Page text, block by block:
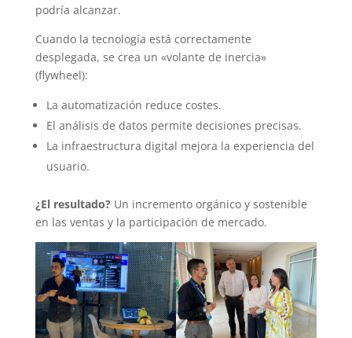
podría alcanzar.
Cuando la tecnología está correctamente
desplegada, se crea un «volante de inercia»
(flywheel):
La automatización reduce costes.
El análisis de datos permite decisiones precisas.
La infraestructura digital mejora la experiencia del
usuario.
¿El resultado?Un incremento orgánico y sostenible
en las ventas y la participación de mercado.